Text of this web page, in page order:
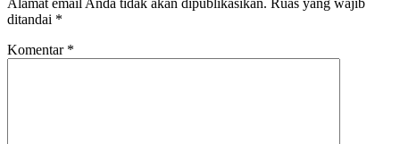
Alamat email Anda tidak akan dipublikasikan. Ruas yang wajib
ditandai *
Komentar *